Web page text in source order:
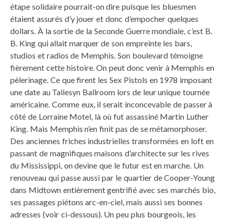
étape solidaire pourrait-on dire puisque les bluesmen
étaient assurés d’y jouer et donc d’empocher quelques
dollars. À la sortie de la Seconde Guerre mondiale, c’est B.
B. King qui allait marquer de son empreinte les bars,
studios et radios de Memphis. Son boulevard témoigne
fièrement cette histoire. On peut donc venir à Memphis en
pèlerinage. Ce que firent les Sex Pistols en 1978 imposant
une date au Taliesyn Ballroom lors de leur unique tournée
américaine. Comme eux, il serait inconcevable de passer à
côté de Lorraine Motel, là où fut assassiné Martin Luther
King. Mais Memphis n’en finit pas de se métamorphoser.
Des anciennes friches industrielles transformées en loft en
passant de magnifiques maisons d’architecte sur les rives
du Mississippi, on devine que le futur est en marche. Un
renouveau qui passe aussi par le quartier de Cooper-Young
dans Midtown entièrement gentrifié avec ses marchés bio,
ses passages piétons arc-en-ciel, mais aussi ses bonnes
adresses (voir ci-dessous). Un peu plus bourgeois, les